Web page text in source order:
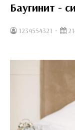
Баугинит -
1234554321